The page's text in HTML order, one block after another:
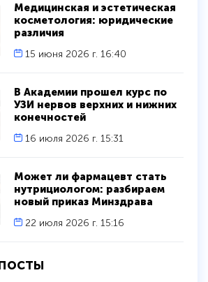
Может ли фармацевт стать
нутрициологом: разбираем
новый приказ Минздрава
22 июля 2026 г. 15:16
В Академии прошел курс по
УЗИ нервов верхних и нижних
конечностей
16 июля 2026 г. 15:31
Медицинская и эстетическая
косметология: юридические
различия
15 июня 2026 г. 16:40